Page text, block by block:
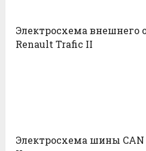
Электросхема внешнего
Renault Trafic II
Электросхема шины